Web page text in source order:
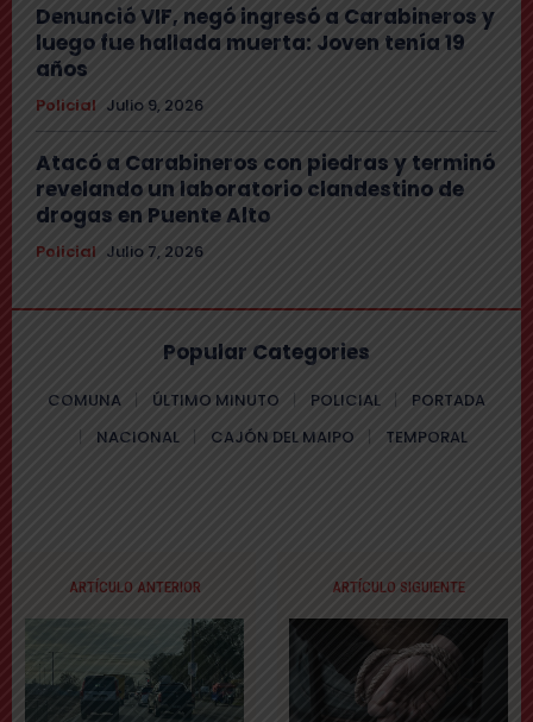
Denunció VIF, negó ingresó a Carabineros y
luego fue hallada muerta: Joven tenía 19
años
Policial Julio 9, 2026
Atacó a Carabineros con piedras y terminó
revelando un laboratorio clandestino de
drogas en Puente Alto
Policial Julio 7, 2026
Popular Categories
COMUNA ÚLTIMO MINUTO POLICIAL
PORTADA
NACIONAL
CAJÓN DEL MAIPO TEMPORAL
ARTÍCULO ANTERIOR ARTÍCULO SIGUIENTE